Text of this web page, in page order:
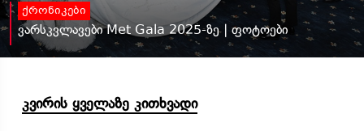
ქრონიკები
ვარსკვლავები Met Gala 2025-ზე | ფოტოები
კვირის ყველაზე კითხვადი